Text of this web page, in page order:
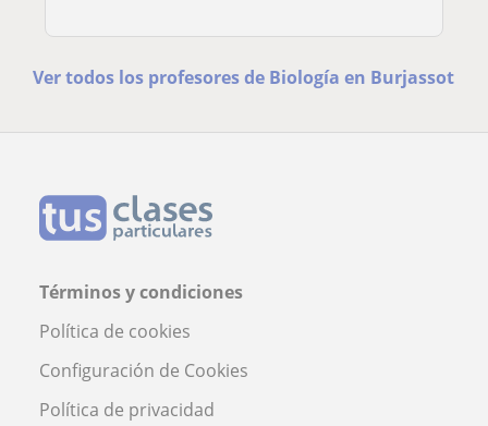
Ver todos los profesores de Biología en Burjassot
Términos y condiciones
Política de cookies
Configuración de Cookies
Política de privacidad